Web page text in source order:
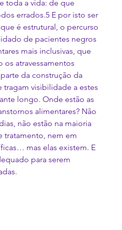
toda a vida: de que
errados.5 E por isto ser
é estrutural, o percurso
de pacientes negros
mais inclusivas, que
os atravessamentos
da construção da
visibilidade a estes
longo. Onde estão as
alimentares? Não
não estão na maioria
tratamento, nem em
mas elas existem. E
para serem